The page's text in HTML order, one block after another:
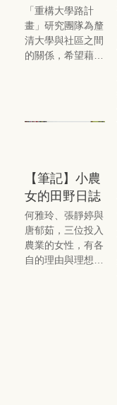
「重構大學路計
畫」研究團隊為釐
清大學與社區之間
的關係，希望藉由
雄的認識與認同，
以及民雄居民對中
正大學的認識與認
同。
【筆記】小農
女的田野日誌
何雅玲、張靜婷與
唐郁茹，三位投入
農業的女性，有各
自的理由與理想，